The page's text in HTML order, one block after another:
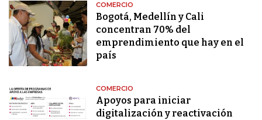
COMERCIO
Bogotá, Medellín y Cali
concentran 70% del
emprendimiento que hay en el
país
COMERCIO
Apoyos para iniciar
digitalización y reactivación